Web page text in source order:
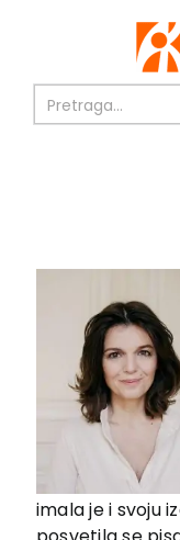
U pripremi
EU PROJEKTI
Kontakt
imala je i svoju